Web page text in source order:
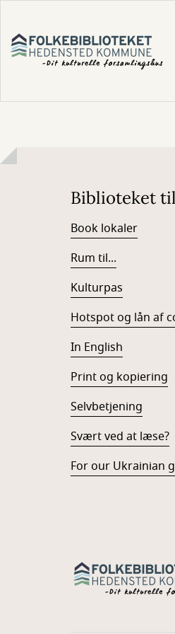
hovedindhold
Biblioteket
Book lokaler
Rum til...
Kulturpas
Hotspot og lån af
In English
Print og kopiering
Selvbetjening
Svært ved at læse?
For our Ukrainian